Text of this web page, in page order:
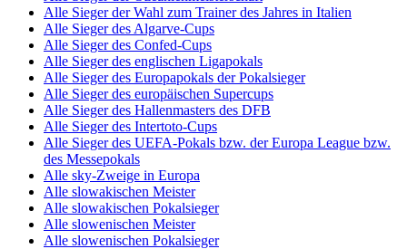
Alle Sieger der Wahl zum Trainer des Jahres in Italien
Alle Sieger des Algarve-Cups
Alle Sieger des Confed-Cups
Alle Sieger des englischen Ligapokals
Alle Sieger des Europapokals der Pokalsieger
Alle Sieger des europäischen Supercups
Alle Sieger des Hallenmasters des DFB
Alle Sieger des Intertoto-Cups
Alle Sieger des UEFA-Pokals bzw. der Europa League bzw.
des Messepokals
Alle sky-Zweige in Europa
Alle slowakischen Meister
Alle slowakischen Pokalsieger
Alle slowenischen Meister
Alle slowenischen Pokalsieger